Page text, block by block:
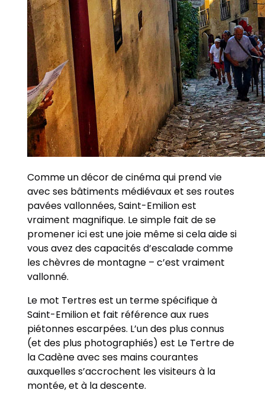
Comme un décor de cinéma qui prend vie
avec ses bâtiments médiévaux et ses routes
pavées vallonnées, Saint-Emilion est
vraiment magnifique. Le simple fait de se
promener ici est une joie même si cela aide si
vous avez des capacités d’escalade comme
les chèvres de montagne – c’est vraiment
vallonné.
Le mot Tertres est un terme spécifique à
Saint-Emilion et fait référence aux rues
piétonnes escarpées. L’un des plus connus
(et des plus photographiés) est Le Tertre de
la Cadène avec ses mains courantes
auxquelles s’accrochent les visiteurs à la
montée, et à la descente.